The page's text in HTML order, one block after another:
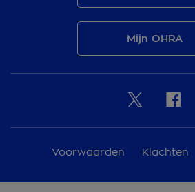
Mijn OHRA
Voorwaarden Klachten